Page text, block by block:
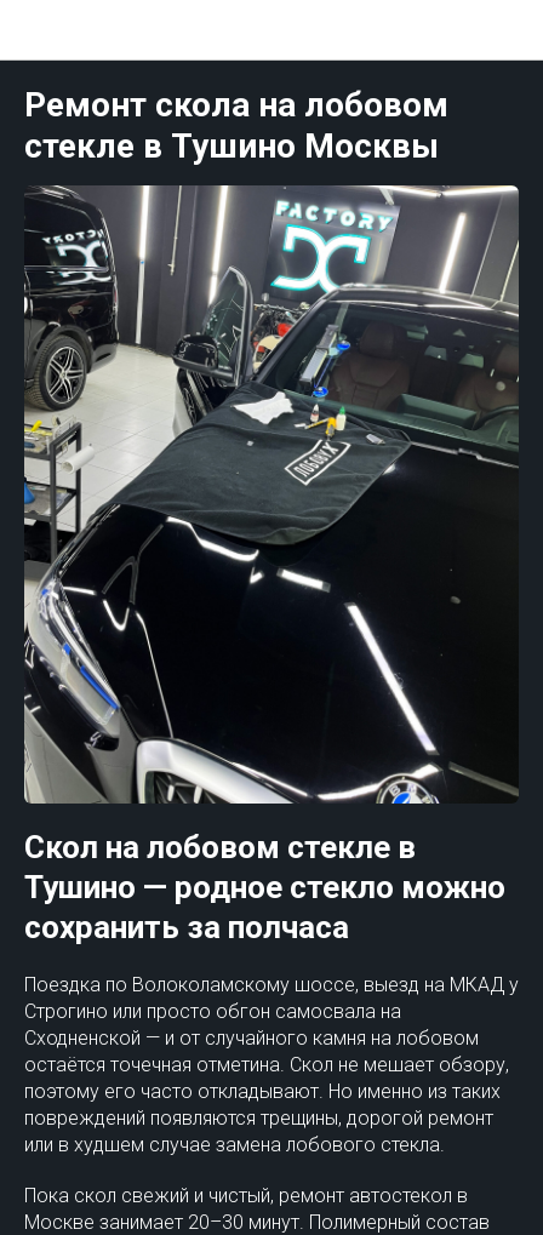
Ремонт скола на лобовом
стекле в Тушино Москвы
Скол на лобовом стекле в
Тушино — родное стекло можно
сохранить за полчаса
Поездка по Волоколамскому шоссе, выезд на МКАД у
Строгино или просто обгон самосвала на
Сходненской — и от случайного камня на лобовом
остаётся точечная отметина. Скол не мешает обзору,
поэтому его часто откладывают. Но именно из таких
повреждений появляются трещины, дорогой ремонт
или в худшем случае замена лобового стекла.
Пока скол свежий и чистый, ремонт автостекол в
Москве занимает 20–30 минут. Полимерный состав